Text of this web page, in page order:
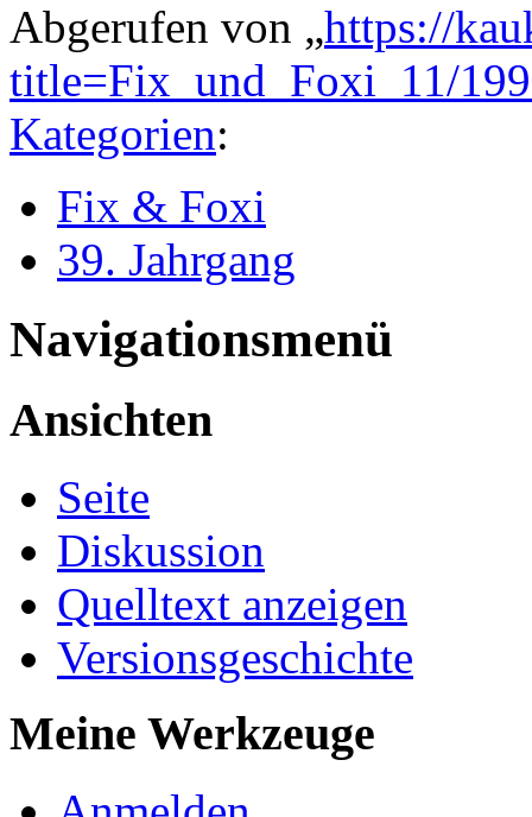
Abgerufen von „https://
title=Fix_und_Foxi_11/
Kategorien:
Fix & Foxi
39. Jahrgang
Navigationsmenü
Ansichten
Seite
Diskussion
Quelltext anzeigen
Versionsgeschichte
Meine Werkzeuge